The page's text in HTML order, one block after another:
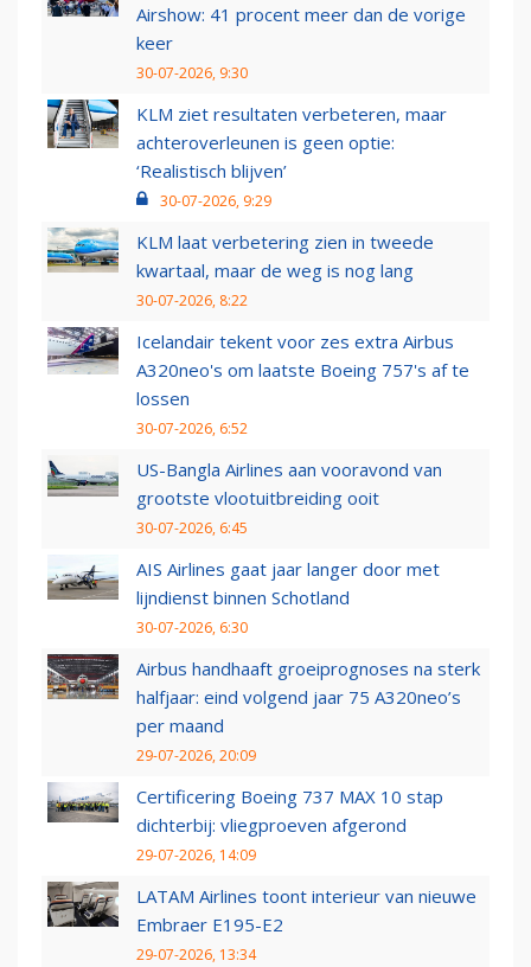
Airshow: 41 procent meer dan de vorige
keer
30-07-2026, 9:30
KLM ziet resultaten verbeteren, maar
achteroverleunen is geen optie:
‘Realistisch blijven’
30-07-2026, 9:29
KLM laat verbetering zien in tweede
kwartaal, maar de weg is nog lang
30-07-2026, 8:22
Icelandair tekent voor zes extra Airbus
A320neo's om laatste Boeing 757's af te
lossen
30-07-2026, 6:52
US-Bangla Airlines aan vooravond van
grootste vlootuitbreiding ooit
30-07-2026, 6:45
AIS Airlines gaat jaar langer door met
lijndienst binnen Schotland
30-07-2026, 6:30
Airbus handhaaft groeiprognoses na sterk
halfjaar: eind volgend jaar 75 A320neo’s
per maand
29-07-2026, 20:09
Certificering Boeing 737 MAX 10 stap
dichterbij: vliegproeven afgerond
29-07-2026, 14:09
LATAM Airlines toont interieur van nieuwe
Embraer E195-E2
29-07-2026, 13:34